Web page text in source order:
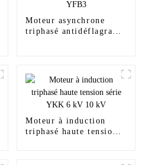
Moteur asynchrone
triphasé antidéflagrant
Moteur à induction
triphasé haute tension